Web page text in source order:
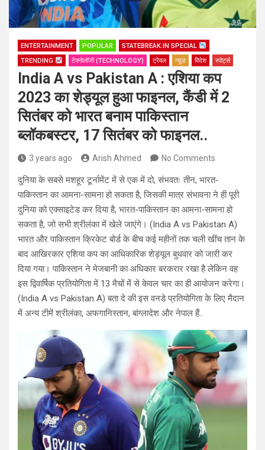
ENTERTAINMENT POPULAR
STATEBREAK.IN SPECIAL
TRENDING
टेक्नोलॉजी (TECHNOLOGY) ट्रेवल न्यूज़ विदेश स्पोर्ट्स
India A vs Pakistan A : एशिया कप
2023 का शेड्यूल हुआ फाइनल, कैंडी में 2
सितंबर को भारत बनाम पाकिस्तान
ब्लॉकबस्टर, 17 सितंबर को फाइनल..
3 years ago Arish Ahmed No Comments
दुनिया के सबसे मशहूर टूर्नामेंट में से एक में दो, संभवतः तीन, भारत-
पाकिस्तान का आमना-सामना हो सकता है, जिसकी मात्र संभावना ने ही पूरी
दुनिया को एक्साइटेड कर दिया है, भारत-पाकिस्तान का आमना-सामना हो
सकता है, जो सभी श्रीलंका में खेले जाएंगे। (India A vs Pakistan A)
भारत और पाकिस्तान क्रिकेट बोर्ड के बीच कई महीनों तक चली खींच तान के
बाद आखिरकार एशिया कप का आधिकारिक शेड्यूल बुधवार को जारी कर
दिया गया। पाकिस्तान ने मेजबानी का अधिकार बरकरार रखा है लेकिन वह
इस द्विवार्षिक प्रतियोगिता में 13 मैचों में से केवल चार का ही आयोजन करेगा।
(India A vs Pakistan A) बता दे की इस वनडे प्रतियोगिता के लिए मैदान
में अन्य टीमें श्रीलंका, अफगानिस्तान, बांग्लादेश और नेपाल हैं..